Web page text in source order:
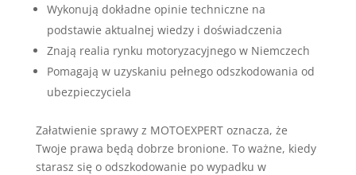
Wykonują dokładne opinie techniczne na
podstawie aktualnej wiedzy i doświadczenia
Znają realia rynku motoryzacyjnego w Niemczech
Pomagają w uzyskaniu pełnego odszkodowania od
ubezpieczyciela
Załatwienie sprawy z MOTOEXPERT oznacza, że
Twoje prawa będą dobrze bronione. To ważne, kiedy
starasz się o odszkodowanie po wypadku w